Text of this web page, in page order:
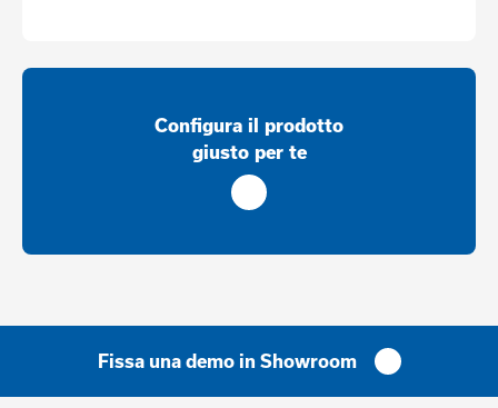
Configura il prodotto
giusto per te
Fissa una demo in Showroom